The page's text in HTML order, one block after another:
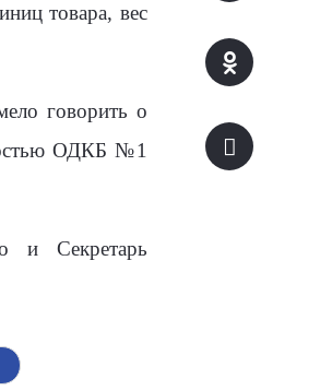
товара, вес
говорить о
ОДКБ №1
и Секретарь